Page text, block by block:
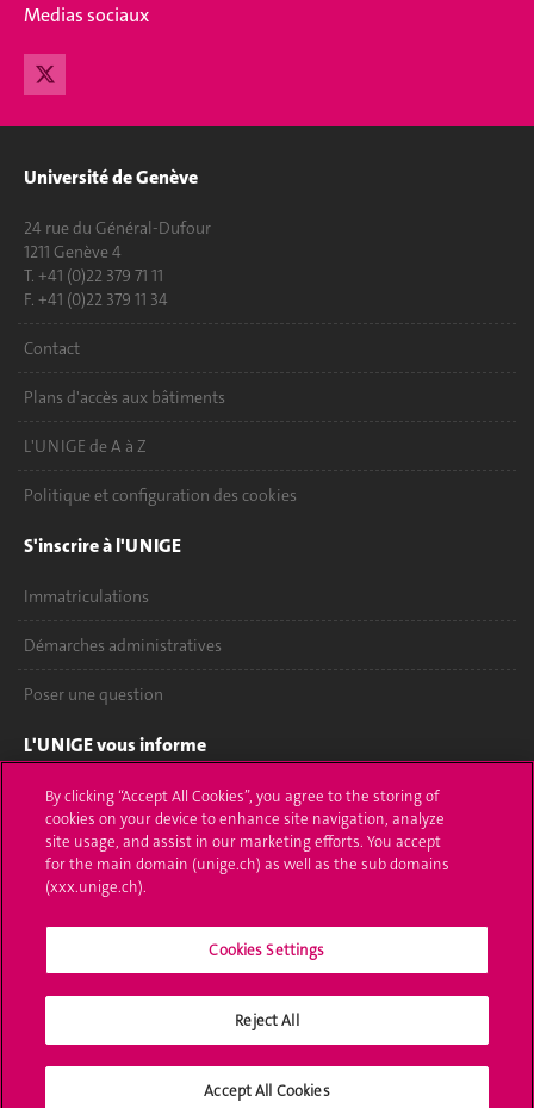
Medias sociaux
Université de Genève
24 rue du Général-Dufour
1211 Genève 4
T. +41 (0)22 379 71 11
F. +41 (0)22 379 11 34
Contact
Plans d'accès aux bâtiments
L'UNIGE de A à Z
Politique et configuration des cookies
S'inscrire à l'UNIGE
Immatriculations
Démarches administratives
Poser une question
L'UNIGE vous informe
UNIGE Mobile
Médias
Offres d'emploi
Calendrier académique
Médias sociaux UNIGE
By clicking “Accept All Cookies”, you agree to the storing of
cookies on your device to enhance site navigation, analyze
site usage, and assist in our marketing efforts. You accept
for the main domain (unige.ch) as well as the sub domains
(xxx.unige.ch).
Cookies Settings
Reject All
Accept All Cookies